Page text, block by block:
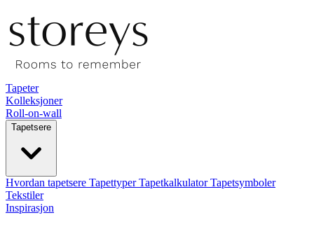
Tapeter
Kolleksjoner
Roll-on-wall
Tapetsere
Hvordan tapetsere TapettyperTapetkalkulatorTapetsymboler
Tekstiler
Inspirasjon